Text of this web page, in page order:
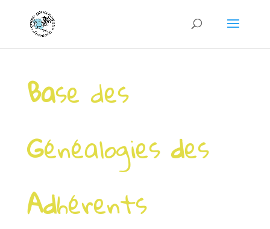
Base des
Généalogies des
Adhérents